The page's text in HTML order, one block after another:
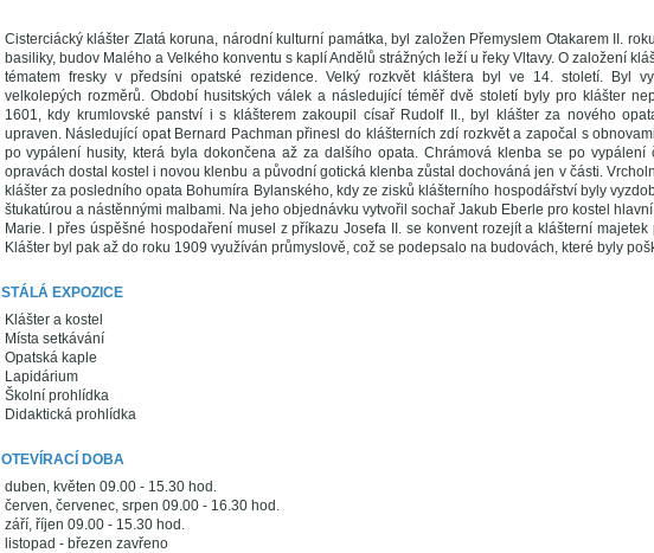
Cisterciácký klášter Zlatá koruna, národní kulturní památka, byl založen Přemyslem Otakarem II.
basiliky, budov Malého a Velkého konventu s kaplí Andělů strážných leží u řeky Vltavy. O založení
tématem fresky v předsíni opatské rezidence. Velký rozkvět kláštera byl ve 14. století. Byl
velkolepých rozměrů. Období husitských válek a následující téměř dvě století byly pro klášter
1601, kdy krumlovské panství i s klášterem zakoupil císař Rudolf II., byl klášter za nového
upraven. Následující opat Bernard Pachman přinesl do klášterních zdí rozkvět a započal s
po vypálení husity, která byla dokončena až za dalšího opata. Chrámová klenba se po vypálení
opravách dostal kostel i novou klenbu a původní gotická klenba zůstal dochováná jen v části.
klášter za posledního opata Bohumíra Bylanského, kdy ze zisků klášterního hospodářství byly
štukatúrou a nástěnnými malbami. Na jeho objednávku vytvořil sochař Jakub Eberle pro kostel
Marie. I přes úspěšné hospodaření musel z příkazu Josefa II. se konvent rozejít a klášterní
Klášter byl pak až do roku 1909 využíván průmyslově, což se podepsalo na budovách, které byly
STÁLÁ EXPOZICE
Klášter a kostel
Místa setkávání
Opatská kaple
Lapidárium
Školní prohlídka
Didaktická prohlídka
OTEVÍRACÍ DOBA
duben, květen 09.00 - 15.30 hod.
červen, červenec, srpen 09.00 - 16.30 hod.
září, říjen 09.00 - 15.30 hod.
listopad - březen zavřeno